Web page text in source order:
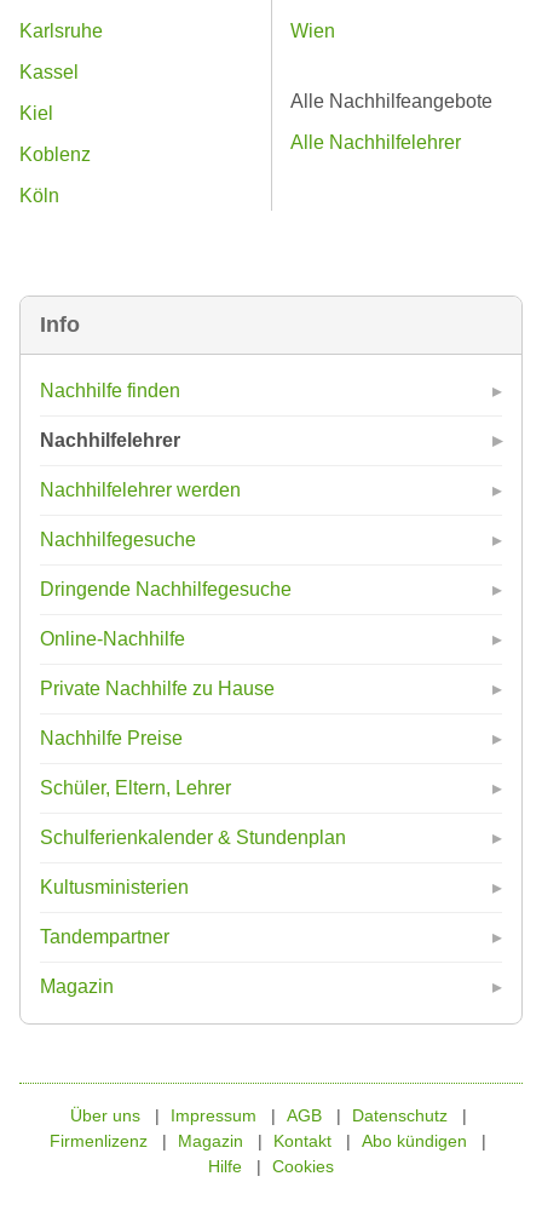
Info
Nachhilfe finden
Nachhilfelehrer
Nachhilfelehrer werden
Nachhilfegesuche
Dringende Nachhilfegesuche
Online-Nachhilfe
Private Nachhilfe zu Hause
Nachhilfe Preise
Schüler, Eltern, Lehrer
Schulferienkalender & Stundenplan
Kultusministerien
Tandempartner
Magazin
Karlsruhe
Kassel
Kiel
Koblenz
Köln
Wien
Alle Nachhilfeangebote
Alle Nachhilfelehrer
Über uns Impressum AGB
Datenschutz
Firmenlizenz
Magazin Kontakt
Abo kündigen
Hilfe
Cookies